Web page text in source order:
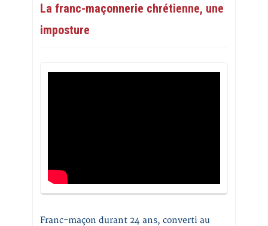
La franc-maçonnerie chrétienne, une
imposture
Franc-maçon durant 24 ans, converti au